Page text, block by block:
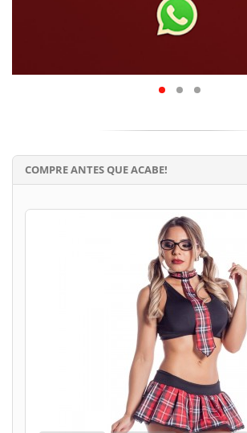
COMPRE ANTES QUE ACABE!